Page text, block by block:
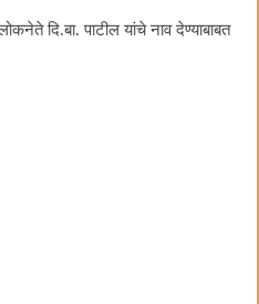
दि.बा. पाटील यांचे नाव देण्याबाबत